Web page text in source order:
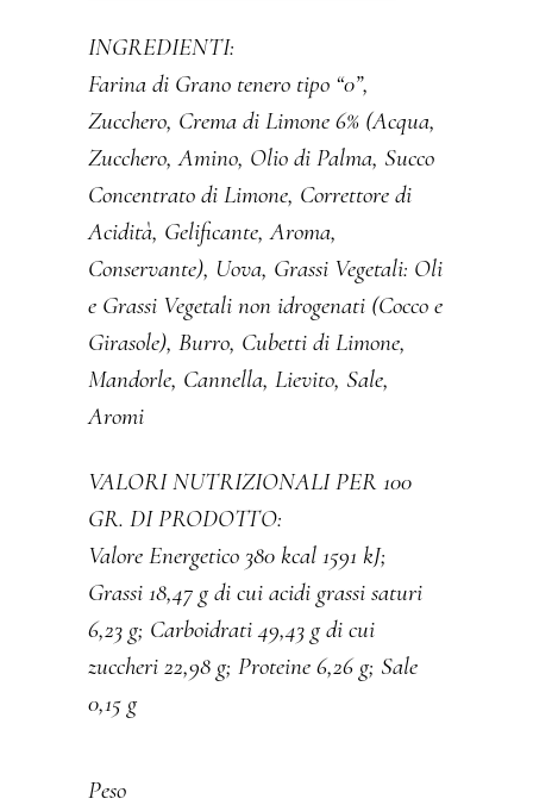
INGREDIENTI:
Farina di Grano tenero tipo “0”,
Zucchero, Crema di Limone 6% (Acqua,
Zucchero, Amino, Olio di Palma, Succo
Concentrato di Limone, Correttore di
Acidità, Gelificante, Aroma,
Conservante), Uova, Grassi Vegetali: Oli
e Grassi Vegetali non idrogenati (Cocco e
Girasole), Burro, Cubetti di Limone,
Mandorle, Cannella, Lievito, Sale,
Aromi
VALORI NUTRIZIONALI PER 100
GR. DI PRODOTTO:
Valore Energetico 380 kcal 1591 kJ;
Grassi 18,47 g di cui acidi grassi saturi
6,23 g; Carboidrati 49,43 g di cui
zuccheri 22,98 g; Proteine 6,26 g; Sale
0,15 g
Peso